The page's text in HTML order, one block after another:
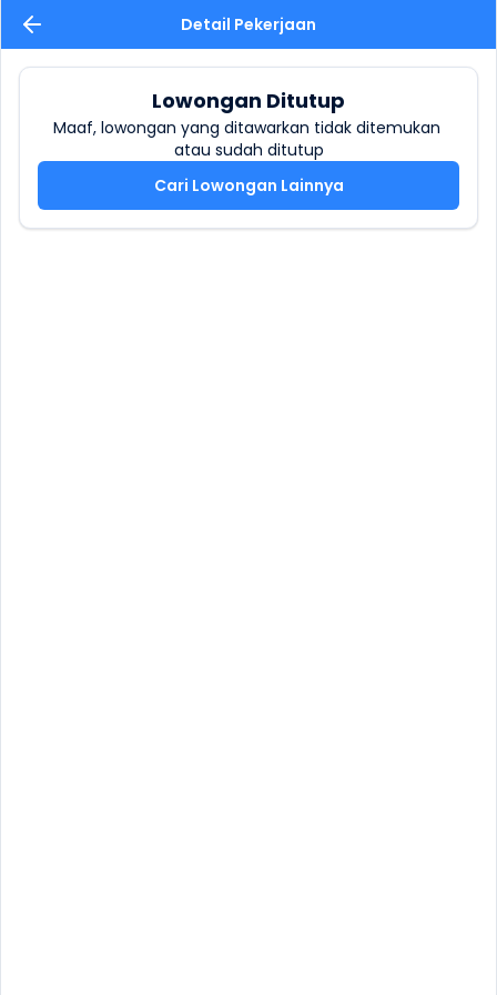
Detail Pekerjaan
Lowongan Ditutup
Maaf, lowongan yang ditawarkan tidak ditemukan
atau sudah ditutup
Cari Lowongan Lainnya